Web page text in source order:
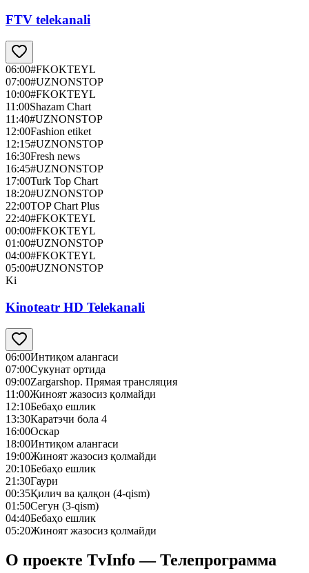
FTV telekanali
06:00#FKOKTEYL
07:00#UZNONSTOP
10:00#FKOKTEYL
11:00Shazam Chart
11:40#UZNONSTOP
12:00Fashion etiket
12:15#UZNONSTOP
16:30Fresh news
16:45#UZNONSTOP
17:00Turk Top Chart
18:20#UZNONSTOP
22:00TOP Chart Plus
22:40#FKOKTEYL
00:00#FKOKTEYL
01:00#UZNONSTOP
04:00#FKOKTEYL
05:00#UZNONSTOP
Ki
Kinoteatr HD Telekanali
06:00Интиқом алангаси
07:00Сукунат ортида
09:00Zargarshop. Прямая трансляция
11:00Жиноят жазосиз қолмайди
12:10Бебаҳо ешлик
13:30Каратэчи бола 4
16:00Оскар
18:00Интиқом алангаси
19:00Жиноят жазосиз қолмайди
20:10Бебаҳо ешлик
21:30Гаури
00:35Қилич ва қалқон (4-qism)
01:50Сегун (3-qism)
04:40Бебаҳо ешлик
05:20Жиноят жазосиз қолмайди
О проекте TvInfo — Телепрограмма